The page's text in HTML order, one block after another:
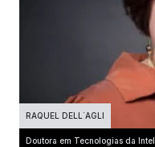
RAQUEL DELL´AGLI
Doutora em Tecnologias da